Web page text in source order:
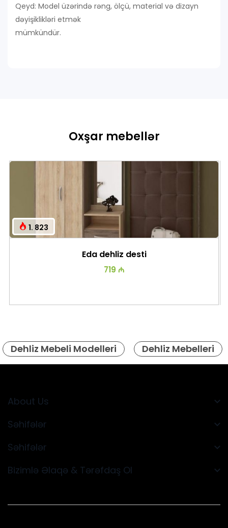
Qeyd: Model üzərində rəng, ölçü, material və dizayn
dəyişiklikləri etmək
mümkündür.
Oxşar mebellər
1. 823
Eda dehliz desti
719 ₼
Dehliz Mebeli Modelleri Dehliz Mebelleri
About Us
Səhifələr
Səhifələr
Bizimlə Əlaqə & Tərəfdaş Ol